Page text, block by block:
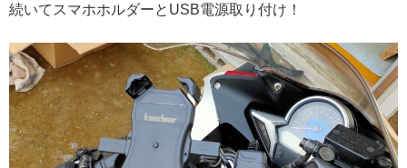
続いてスマホホルダーとUSB電源取り付け！